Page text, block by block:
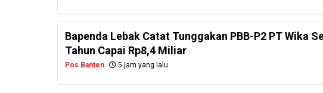
Bapenda Lebak Catat Tunggakan PBB-P2 PT Wika
Tahun Capai Rp8,4 Miliar
Pos Banten 5 jam yang lalu